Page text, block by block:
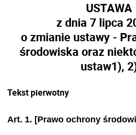
USTAWA
z dnia 7 lipca
o zmianie ustawy -
środowiska oraz
ustaw1),
Tekst pierwotny
Art. 1. [Prawo ochrony